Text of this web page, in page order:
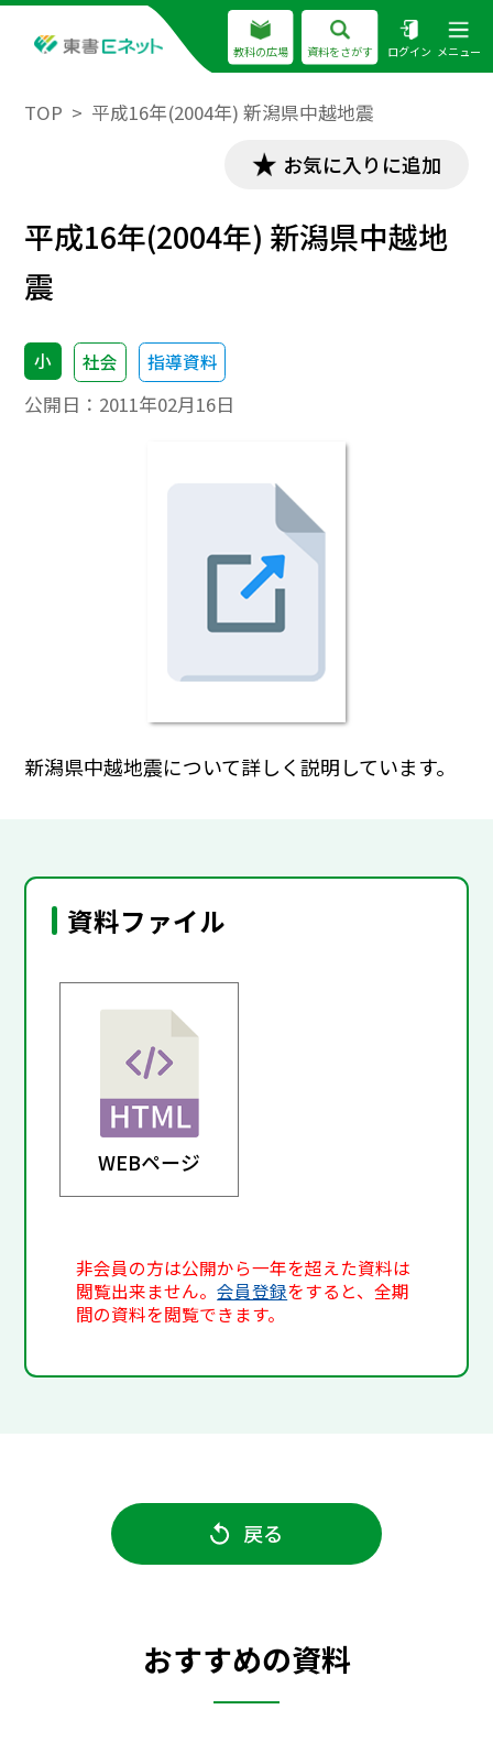
教科の広場 資料をさがす ログイン メニュー
TOP 平成16年(2004年) 新潟県中越地震
お気に入りに追加
平成16年(2004年) 新潟県中越地
震
小 社会 指導資料
公開日： 2011年02月16日
新潟県中越地震について詳しく説明しています。
資料ファイル
WEBページ
非会員の方は公開から一年を超えた資料は
閲覧出来ません。会員登録をすると、全期
間の資料を閲覧できます。
戻る
おすすめの資料